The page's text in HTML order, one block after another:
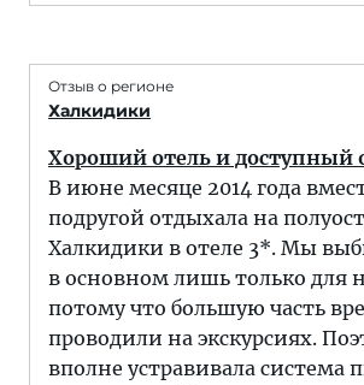
Отзыв о регионе
Халкидики
Хороший отель и доступный
В июне месяце 2014 года
подругой отдыхала на
Халкидики в отеле 3*. Мы
в основном лишь только для
потому что большую часть
проводили на экскурсиях.
вполне устравивала система